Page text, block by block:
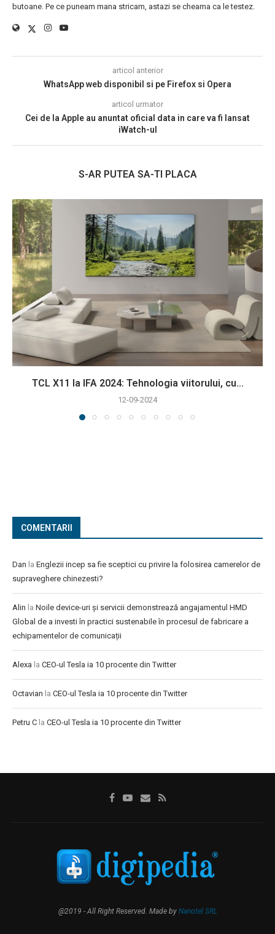
butoane. Pe ce puneam mana stricam, astazi se cheama ca le testez.
articol anterior
WhatsApp web disponibil si pe Firefox si Opera
articol urmator
Cei de la Apple au anuntat oficial data in care va fi lansat
iWatch-ul
S-AR PUTEA SA-TI PLACA
TCL X11 la IFA 2024: Tehnologia viitorului, cu...
12-09-2024
COMENTARII
Dan la Englezii incep sa fie sceptici cu privire la folosirea camerelor de
supraveghere chinezesti?
Alin la Noile device-uri și servicii demonstrează angajamentul HMD
Global de a investi în practici sustenabile în procesul de fabricare a
echipamentelor de comunicații
Alexa la CEO-ul Tesla ia 10 procente din Twitter
Octavian la CEO-ul Tesla ia 10 procente din Twitter
Petru C la CEO-ul Tesla ia 10 procente din Twitter
@2019 - All Right Reserved. Made by Nanotel SRL